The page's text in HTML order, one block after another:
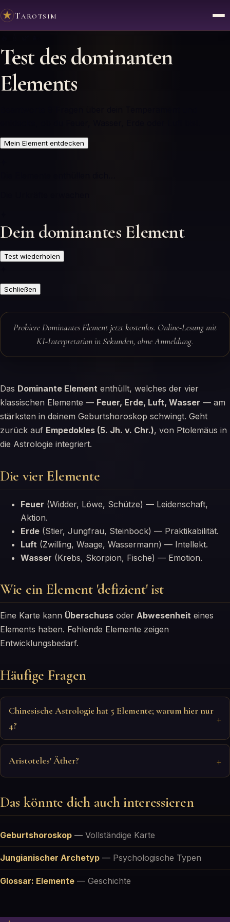
Tarotsim
Test des dominanten
Elements
Mein Element entdecken
Dein dominantes Element
Test wiederholen
Schließen
Probiere Dominantes Element jetzt kostenlos. Online-Lesung mit
KI-Interpretation in Sekunden, ohne Anmeldung.
Das Dominante Element enthüllt, welches der vier
klassischen Elemente — Feuer, Erde, Luft, Wasser — am
stärksten in deinem Geburtshoroskop schwingt. Geht
zurück auf Empedokles (5. Jh. v. Chr.), von Ptolemäus in
die Astrologie integriert.
Die vier Elemente
Feuer (Widder, Löwe, Schütze) — Leidenschaft,
Aktion.
Erde (Stier, Jungfrau, Steinbock) — Praktikabilität.
Luft (Zwilling, Waage, Wassermann) — Intellekt.
Wasser (Krebs, Skorpion, Fische) — Emotion.
Wie ein Element 'defizient' ist
Eine Karte kann Überschuss oder Abwesenheit eines
Elements haben. Fehlende Elemente zeigen
Entwicklungsbedarf.
Häufige Fragen
Chinesische Astrologie hat 5 Elemente; warum hier nur
4?
Aristoteles' Äther?
Das könnte dich auch interessieren
Geburtshoroskop — Vollständige Karte
Jungianischer Archetyp — Psychologische Typen
Glossar: Elemente — Geschichte